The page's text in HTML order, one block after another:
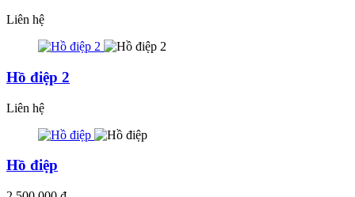
Liên hệ
Hồ điệp 2
Liên hệ
Hồ điệp